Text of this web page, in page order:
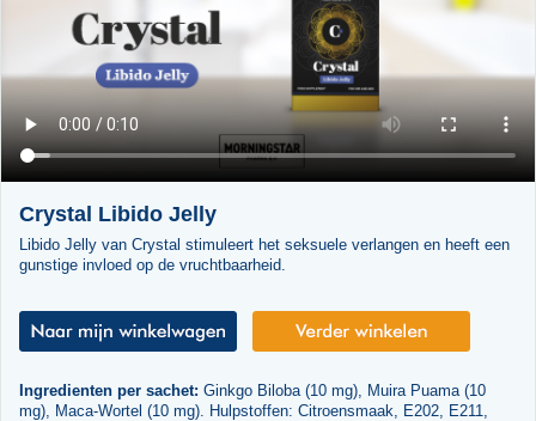
Crystal Libido Jelly
Libido Jelly van Crystal stimuleert het seksuele verlangen en heeft een
gunstige invloed op de vruchtbaarheid.
Ingredienten per sachet: Ginkgo Biloba (10 mg), Muira Puama (10
mg), Maca-Wortel (10 mg). Hulpstoffen: Citroensmaak, E202, E211,